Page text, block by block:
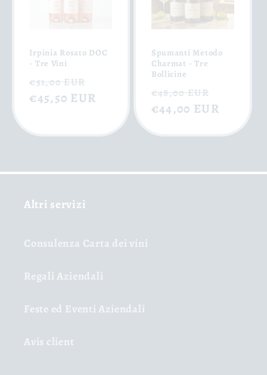
Irpinia Rosato DOC
- Tre Vini
Prix
habituel
€51,00 EUR
soldé
€45,50 EUR
Spumanti Metodo
Charmat - Tre
Bollicine
Prix
habituel
€48,00 EUR
soldé
€44,00 EUR
Altri servizi
Consulenza Carta dei vini
Regali Aziendali
Feste ed Eventi Aziendali
Avis client